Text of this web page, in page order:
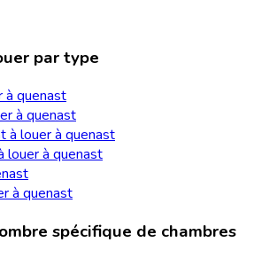
par type
à quenast
à quenast
à louer à quenast
louer à quenast
à quenast
spécifique de chambres